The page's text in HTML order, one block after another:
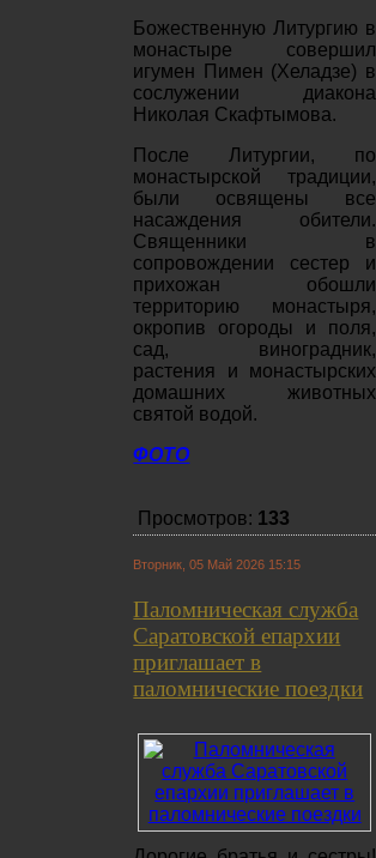
Божественную Литургию в
монастыре совершил
игумен Пимен (Хеладзе) в
сослужении диакона
Николая Скафтымова.
После Литургии, по
монастырской традиции,
были освящены все
насаждения обители.
Священники в
сопровождении сестер и
прихожан обошли
территорию монастыря,
окропив огороды и поля,
сад, виноградник,
растения и монастырских
домашних животных
святой водой.
ФОТО
Просмотров: 133
Вторник, 05 Май 2026 15:15
Паломническая служба
Саратовской епархии
приглашает в
паломнические поездки